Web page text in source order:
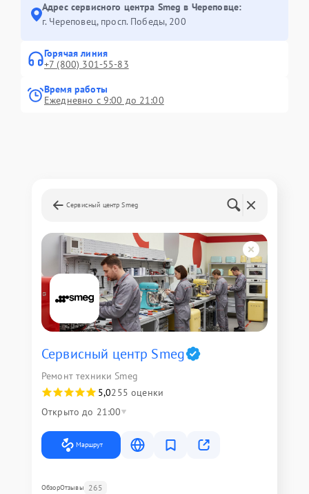
Адрес сервисного центра Smeg в Череповце:
г. Череповец, просп. Победы, 200
Горячая линия
+7 (800) 301-55-83
Время работы
Ежедневно с 9:00 до 21:00
Сервисный центр Smeg
Сервисный центр Smeg
Ремонт техники Smeg
5,0255 оценки
Открыто до 21:00
Маршрут
ОбзорОтзывы 265